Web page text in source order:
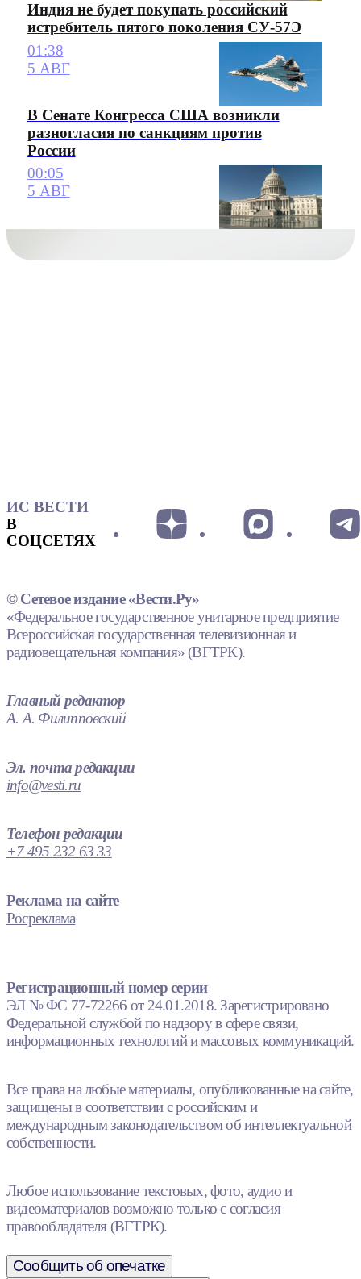
Индия не будет покупать российский
истребитель пятого поколения СУ-57Э
01:38
5 АВГ
В Сенате Конгресса США возникли
разногласия по санкциям против
России
00:05
5 АВГ
ИС ВЕСТИ
В
СОЦСЕТЯХ
© Сетевое издание «Вести.Ру»
«Федеральное государственное унитарное предприятие
Всероссийская государственная телевизионная и
радиовещательная компания» (ВГТРК).
Главный редактор
А. А. Филипповский
Эл. почта редакции
info@vesti.ru
Телефон редакции
+7 495 232 63 33
Реклама на сайте
Росреклама
Регистрационный номер серии
ЭЛ № ФС 77-72266 от 24.01.2018. Зарегистрировано
Федеральной службой по надзору в сфере связи,
информационных технологий и массовых коммуникаций.
Все права на любые материалы, опубликованные на сайте,
защищены в соответствии с российским и
международным законодательством об интеллектуальной
собственности.
Любое использование текстовых, фото, аудио и
видеоматериалов возможно только с согласия
правообладателя (ВГТРК).
Сообщить об опечатке